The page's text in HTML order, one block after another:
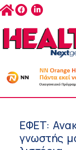
ΕΦΕΤ:
γνωστής